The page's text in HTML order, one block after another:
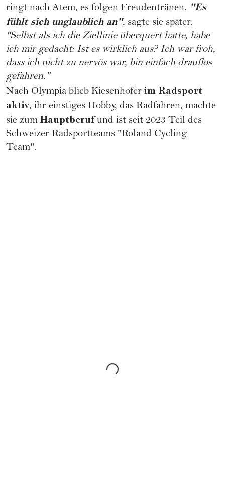
ringt nach Atem, es folgen Freudentränen. "Es
fühlt sich unglaublich an", sagte sie später.
"Selbst als ich die Ziellinie überquert hatte, habe
ich mir gedacht: Ist es wirklich aus? Ich war froh,
dass ich nicht zu nervös war, bin einfach drauflos
gefahren."
Nach Olympia blieb Kiesenhofer im Radsport
aktiv, ihr einstiges Hobby, das Radfahren, machte
sie zum Hauptberuf und ist seit 2023 Teil des
Schweizer Radsportteams "Roland Cycling
Team".